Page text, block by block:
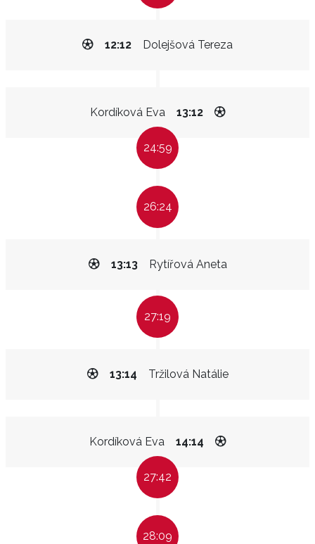
Dolejšová Tereza
12:12
Kordíková Eva 13:12
24:59
26:24
Rytířová Aneta
13:13
27:19
Tržilová Natálie
13:14
Kordíková Eva 14:14
27:42
28:09